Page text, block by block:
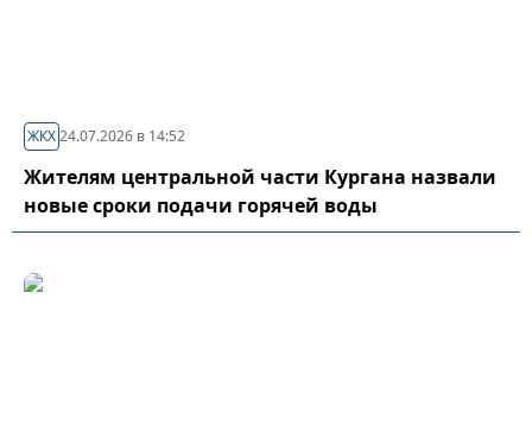
ЖКХ24.07.2026 в 14:52
Жителям центральной части Кургана назвали
новые сроки подачи горячей воды